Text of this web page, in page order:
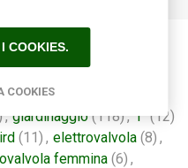
, giardinaggio (118), 1" (12)
(11) , elettrovalvola (8) ,
femmina (6) ,
COOKIES.
COOKIES